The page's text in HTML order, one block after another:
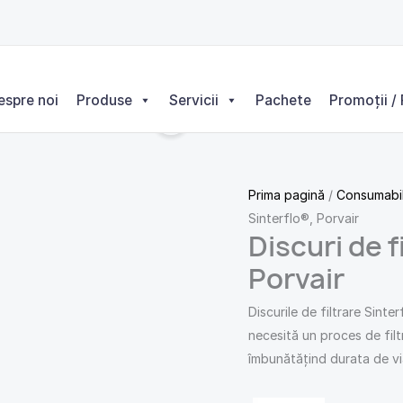
noi Produse Servicii Pachete Promoții /
Prima pagină /
Sinterflo®, Porvair
Discuri de
Porvair
Discurile de filtrare
necesită un proces de
îmbunătățind durata de